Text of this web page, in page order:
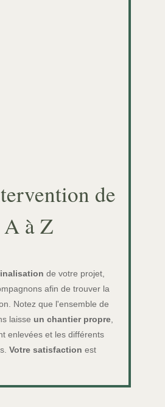
de
A à Z
de votre projet,
afin de trouver la
Notez que l'ensemble de
laisse un chantier propre
enlevées et les différents
Votre satisfaction est